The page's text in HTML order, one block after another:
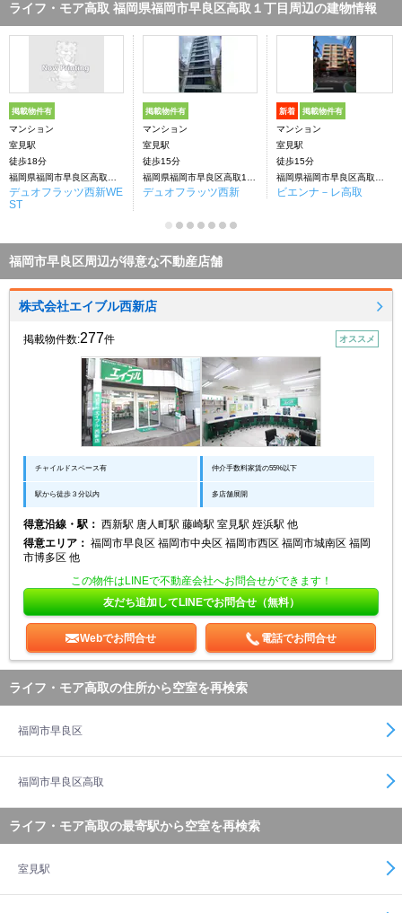
ライフ・モア高取 福岡県福岡市早良区高取１丁目周辺の建物情報
掲載物件有
マンション
室見駅
徒歩18分
デュオフラッツ西新WE
ST
掲載物件有
マンション
室見駅
徒歩15分
デュオフラッツ西新
新着 掲載物件有
マンション
室見駅
徒歩15分
ビエンナ－レ高取
福岡市早良区周辺が得意な不動産店舗
株式会社エイブル西新店
掲載物件数:277件 オススメ
チャイルドスペース有 仲介手数料家賃の55%以下
駅から徒歩３分以内 多店舗展開
得意沿線・駅： 西新駅 唐人町駅 藤崎駅 室見駅 姪浜駅 他
得意エリア： 福岡市早良区 福岡市中央区 福岡市西区 福岡市城南区 福岡
市博多区 他
この物件はLINEで不動産会社へお問合せができます！
友だち追加してLINEでお問合せ（無料）
Webでお問合せ 電話でお問合せ
ライフ・モア高取の住所から空室を再検索
福岡市早良区
福岡市早良区高取
ライフ・モア高取の最寄駅から空室を再検索
室見駅